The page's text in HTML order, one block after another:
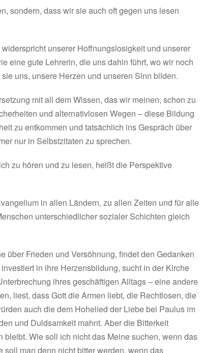
sondern, dass wir sie auch oft gegen uns lesen
unserer Hoffnungslosigkeit und unserer
eine gute Lehrerin, die uns dahin führt, wo wir noch
uns, unsere Herzen und unseren Sinn bilden.
mit all dem Wissen, das wir meinen, schon zu
und alternativlosen Wegen – diese Bildung
zu entkommen und tatsächlich ins Gespräch über
nur in Selbstzitaten zu sprechen.
zu hören und zu lesen, heißt die Perspektive
in allen Ländern, zu allen Zeiten und für alle
unterschiedlicher sozialer Schichten gleich
über Frieden und Versöhnung, findet den Gedanken
in ihre Herzensbildung, sucht in der Kirche
ihres geschäftigen Alltags – eine andere
liest, dass Gott die Armen liebt, die Rechtlosen, die
auch die dem Hohelied der Liebe bei Paulus im
und Duldsamkeit mahnt. Aber die Bitterkeit
Wie soll ich nicht das Meine suchen, wenn das
man denn nicht bitter werden, wenn das